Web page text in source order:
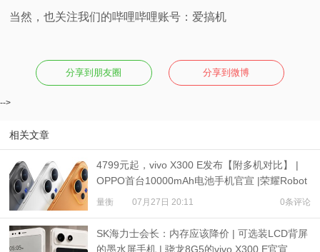
当然，也关注我们的哔哩哔哩账号：爱搞机
分享到朋友圈 分享到微博
-->
相关文章
4799元起，vivo X300 E发布【附多机对比】 |
OPPO首台10000mAh电池手机官宣 |荣耀Robot
Phone定档
量衡 07月27日 20:11 0条评论
SK海力士会长：内存应该降价 | 可选装LCD背屏
的墨水屏手机 | 骁龙8G5的vivo X300 E官宣